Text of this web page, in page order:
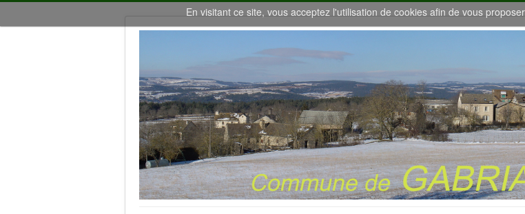
En visitant ce site, vous acceptez l'utilisation de cookies afin de vous